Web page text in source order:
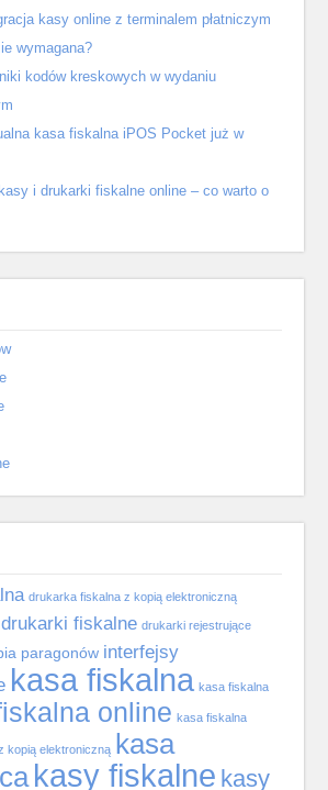
kasy online z terminalem płatniczym
wymagana?
kodów kreskowych w wydaniu
kasa fiskalna iPOS Pocket już w
i drukarki fiskalne online – co warto o
drukarka fiskalna z kopią elektroniczną
drukarki fiskalne drukarki rejestrujące
paragonów interfejsy
kasa fiskalna kasa fiskalna
online kasa fiskalna
kopią elektroniczną kasa
kasy fiskalne kasy